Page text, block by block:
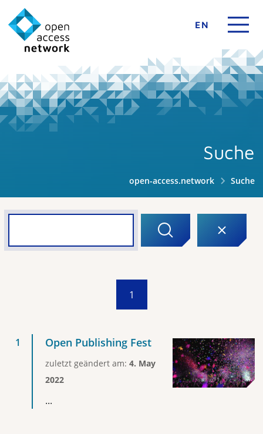
EN
Suche
open-access.network Suche
1
Open Publishing Fest
zuletzt geändert am: 4. May
2022
...